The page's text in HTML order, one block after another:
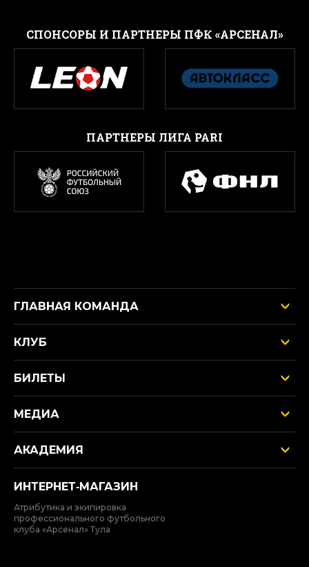
CПОНСОРЫ И ПАРТНЕРЫ ПФК «АРСЕНАЛ»
ПАРТНЕРЫ ЛИГА PARI
ГЛАВНАЯ КОМАНДА
КЛУБ
БИЛЕТЫ
МЕДИА
АКАДЕМИЯ
ИНТЕРНЕТ‑МАГАЗИН
Атрибутика и экипировка
профессионального футбольного
клуба «Арсенал» Тула